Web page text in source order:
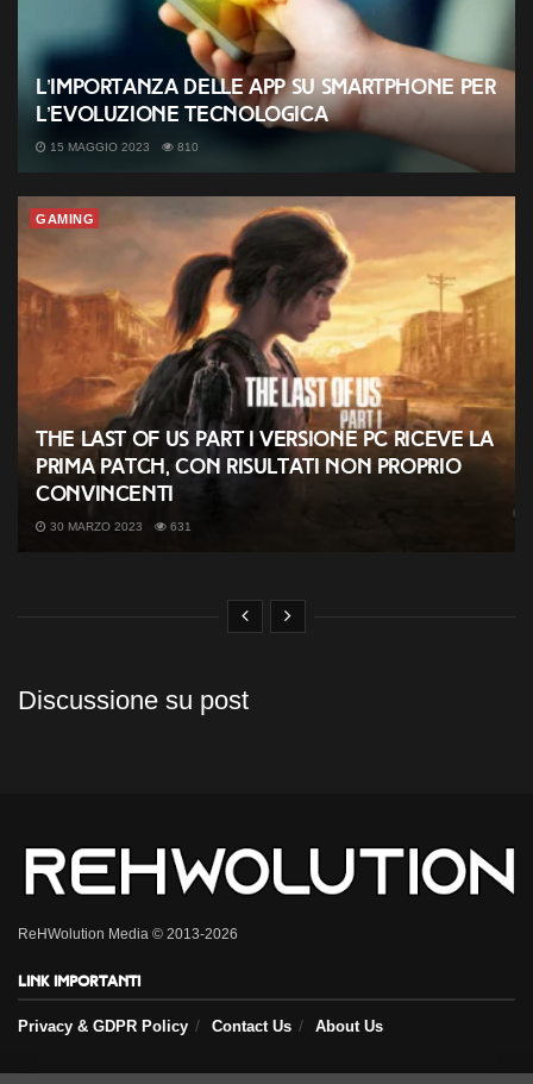
L’importanza delle app su smartphone per
l’evoluzione tecnologica
15 MAGGIO 2023 810
GAMING
The Last of Us Part I versione PC riceve la
prima patch, con risultati non proprio
convincenti
30 MARZO 2023 631
Discussione su post
ReHWolution Media © 2013-2026
Link importanti
Privacy & GDPR Policy Contact Us About Us